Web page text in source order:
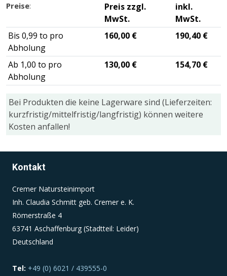
Preise:
Preis zzgl.
MwSt.
inkl.
MwSt.
Bis 0,99 to pro
Abholung
160,00 € 190,40 €
Ab 1,00 to pro
Abholung
130,00 € 154,70 €
Bei Produkten die keine Lagerware sind (Lieferzeiten:
kurzfristig/mittelfristig/langfristig) können weitere
Kosten anfallen!
Kontakt
Cremer Natursteinimport
Inh. Claudia Schmitt geb. Cremer e. K.
Römerstraße 4
63741 Aschaffenburg (Stadtteil: Leider)
Deutschland
Tel: +49 (0) 6021 / 439555-0
Wird für die unverwechselbare Identifizierung eines
Anwenders gesetzt. Es bietet dem Anwender
bessere Bedienerführung, z.B. bei den Formularen
und im Sortiment
Cookie Laufzeit:
Dieser Cookie wird beim Schließen des Browsers
gelöscht (Sitzungscookie)
Einverständnis-Cookie
Zweck:
Einverständnis-Optionen des Benutzers
Cookie Laufzeit:
1 Jahr